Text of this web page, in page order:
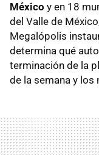
México y en 18
del Valle de
Megalópolis
determina qué
terminación de la
de la semana y los